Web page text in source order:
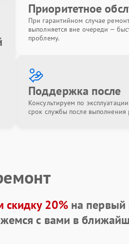
Приоритетное
При гарантийном случае
выполняется вне очереди —
проблему.
Поддержка после
Консультируем по
срок службы после выполнения
скидку 20%на первый
с вами в